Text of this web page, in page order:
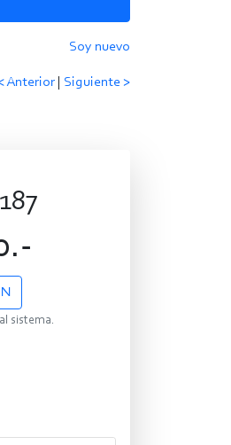
Soy nuevo
Anterior Siguiente >
sistema.